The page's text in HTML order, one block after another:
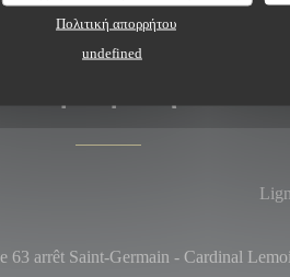
Πολιτική απορρήτου
undefined
63 arrêt Saint-Germain - Cardinal